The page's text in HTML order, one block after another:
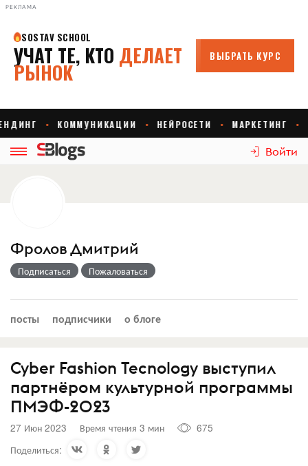
РЕКЛАМА
Войти
Фролов Дмитрий
Подписаться Пожаловаться
посты подписчики о блоге
Cyber Fashion Tecnology выступил
партнёром культурной программы
ПМЭФ-2023
27 Июн 2023 Время чтения 3 мин
675
Поделиться: